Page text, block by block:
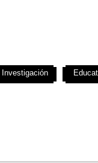
Investigación